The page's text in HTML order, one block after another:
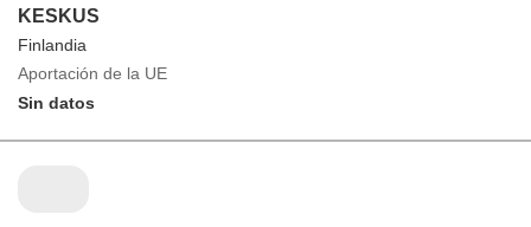
KESKUS
Finlandia
Aportación de la UE
Sin datos